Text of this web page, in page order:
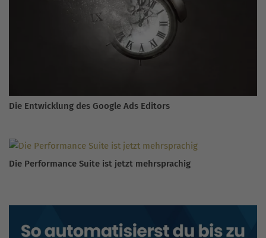
Die Entwicklung des Google Ads Editors
Die Performance Suite ist jetzt mehrsprachig